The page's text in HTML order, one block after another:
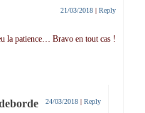
21/03/2018 | Reply
la patience… Bravo en tout cas !
24/03/2018 | Reply